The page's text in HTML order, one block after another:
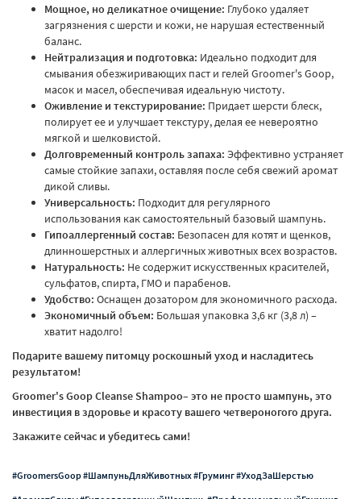
Мощное, но деликатное очищение: Глубоко удаляет
загрязнения с шерсти и кожи, не нарушая естественный
баланс.
Нейтрализация и подготовка: Идеально подходит для
смывания обезжиривающих паст и гелей Groomer's Goop,
масок и масел, обеспечивая идеальную чистоту.
Оживление и текстурирование: Придает шерсти блеск,
полирует ее и улучшает текстуру, делая ее невероятно
мягкой и шелковистой.
Долговременный контроль запаха: Эффективно устраняет
самые стойкие запахи, оставляя после себя свежий аромат
дикой сливы.
Универсальность: Подходит для регулярного
использования как самостоятельный базовый шампунь.
Гипоаллергенный состав: Безопасен для котят и щенков,
длинношерстных и аллергичных животных всех возрастов.
Натуральность: Не содержит искусственных красителей,
сульфатов, спирта, ГМО и парабенов.
Удобство: Оснащен дозатором для экономичного расхода.
Экономичный объем: Большая упаковка 3,6 кг (3,8 л) –
хватит надолго!
Подарите вашему питомцу роскошный уход и насладитесь
результатом!
Groomer's Goop Cleanse Shampoo– это не просто шампунь, это
инвестиция в здоровье и красоту вашего четвероногого друга.
Закажите сейчас и убедитесь сами!
#GroomersGoop #ШампуньДляЖивотных #Груминг #УходЗаШерстью